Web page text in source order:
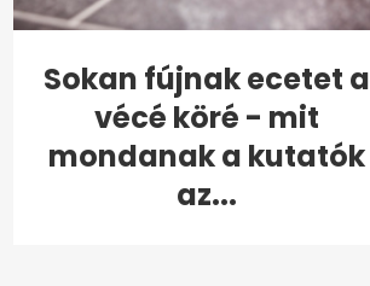
Sokan fújnak ecetet a
vécé köré - mit
mondanak a kutatók
az...